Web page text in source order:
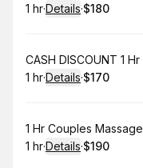
. Duration:
1 hr·Details·
. Price
$180
Book
CASH DISCOUNT 1
. Duration:
1 hr·Details·
. Price
$170
Book
1 Hr Couples
. Duration:
1 hr·Details·
. Price
$190